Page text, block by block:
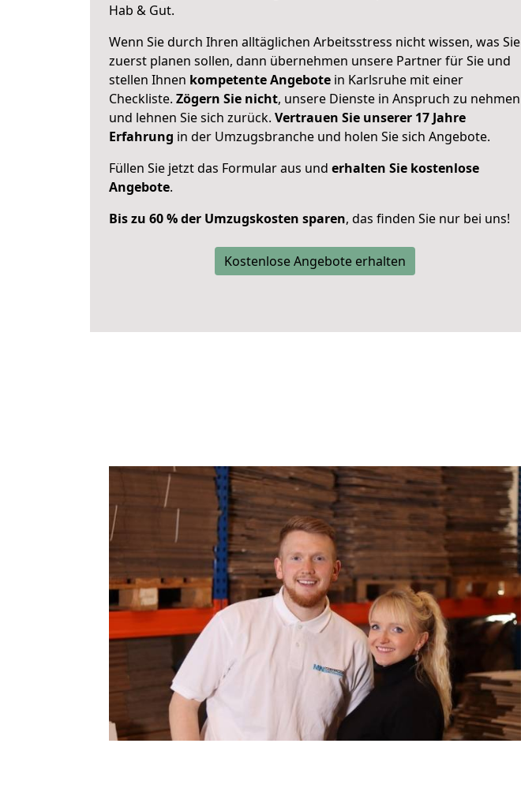
Hab & Gut.
Wenn Sie durch Ihren alltäglichen Arbeitsstress nicht wissen, was Sie
zuerst planen sollen, dann übernehmen unsere Partner für Sie und
stellen Ihnen kompetente Angebote in Karlsruhe mit einer
Checkliste. Zögern Sie nicht, unsere Dienste in Anspruch zu nehmen
und lehnen Sie sich zurück. Vertrauen Sie unserer 17 Jahre
Erfahrung in der Umzugsbranche und holen Sie sich Angebote.
Füllen Sie jetzt das Formular aus und erhalten Sie kostenlose
Angebote.
Bis zu 60 % der Umzugskosten sparen, das finden Sie nur bei uns!
Kostenlose Angebote erhalten